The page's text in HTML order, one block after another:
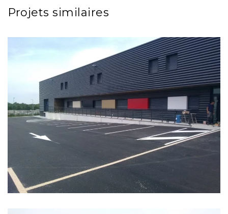
Projets similaires
ATELIER RELAIS